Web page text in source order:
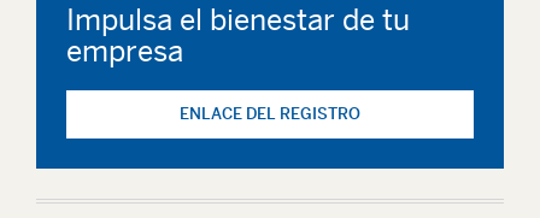
Impulsa el bienestar de tu
empresa
ENLACE DEL REGISTRO